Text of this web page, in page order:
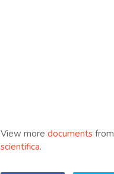
View more documentsfrom
scientifica.